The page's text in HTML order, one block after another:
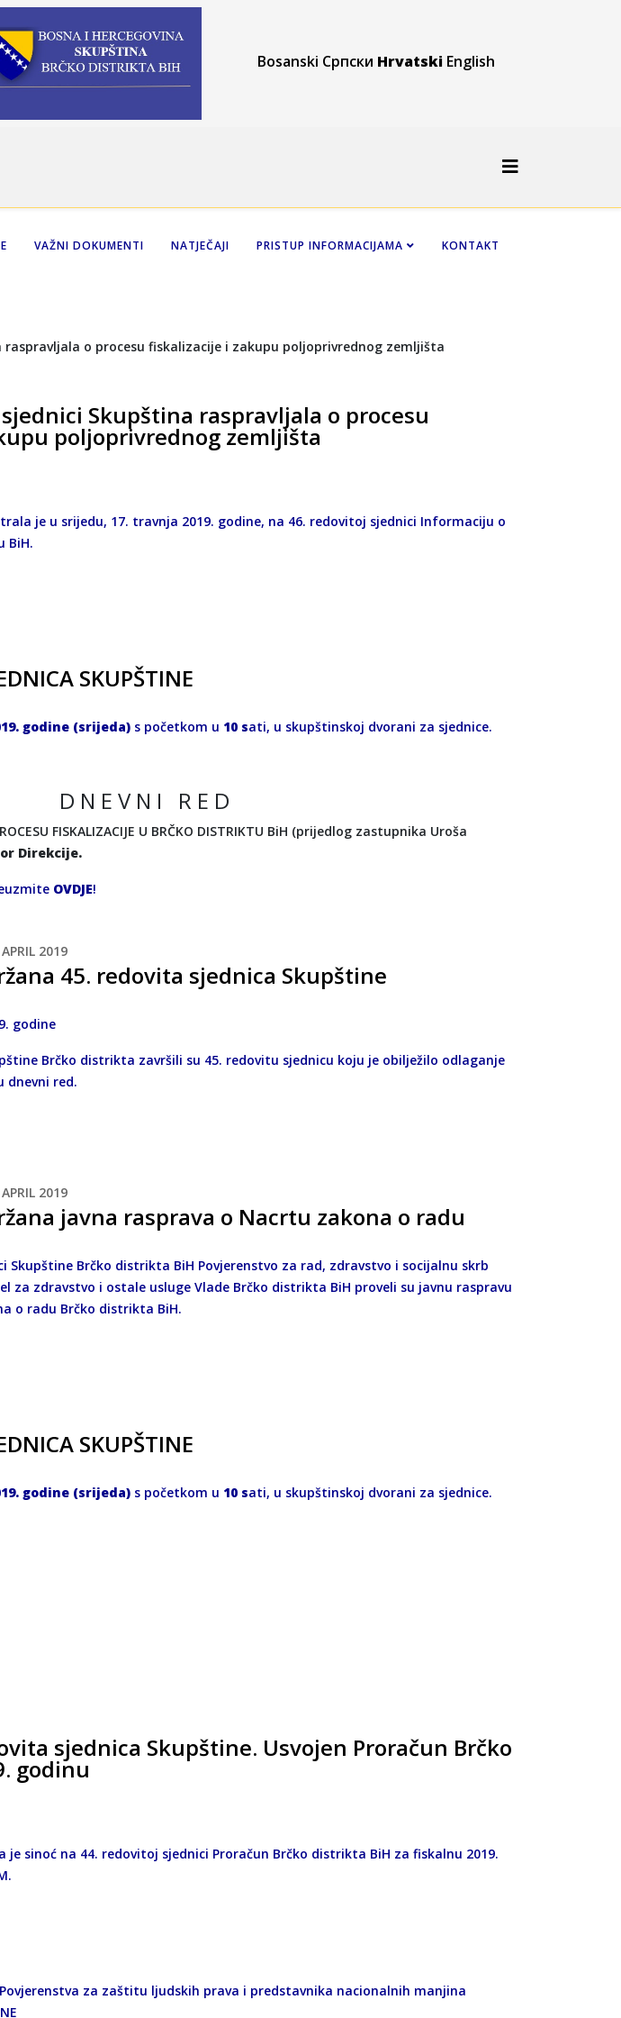
Bosanski Српски Hrvatski English
VAŽNI DOKUMENTI NATJEČAJI PRISTUP INFORMACIJAMA KONTAKT
Skupština raspravljala o procesu
poljoprivrednog zemljišta
je u srijedu, 17. travnja 2019. godine, na 46. redovitoj sjednici Informaciju o
BiH.
SKUPŠTINE
godine (srijeda) s početkom u 10 sati, u skupštinskoj dvorani za sjednice.
D N E V N I R E D
FISKALIZACIJE U BRČKO DISTRIKTU BiH (prijedlog zastupnika Uroša
Direkcije.
OVDJE!
2019
45. redovita sjednica Skupštine
godine
Brčko distrikta završili su 45. redovitu sjednicu koju je obilježilo odlaganje
dnevni red.
2019
javna rasprava o Nacrtu zakona o radu
Skupštine Brčko distrikta BiH Povjerenstvo za rad, zdravstvo i socijalnu skrb
za zdravstvo i ostale usluge Vlade Brčko distrikta BiH proveli su javnu raspravu
o radu Brčko distrikta BiH.
SKUPŠTINE
godine (srijeda) s početkom u 10 sati, u skupštinskoj dvorani za sjednice.
sjednica Skupštine. Usvojen Proračun Brčko
godinu
sinoć na 44. redovitoj sjednici Proračun Brčko distrikta BiH za fiskalnu 2019.
za zaštitu ljudskih prava i predstavnika nacionalnih manjina